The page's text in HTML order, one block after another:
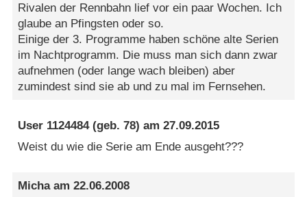
Rivalen der Rennbahn lief vor ein paar Wochen. Ich
glaube an Pfingsten oder so.
Einige der 3. Programme haben schöne alte Serien
im Nachtprogramm. Die muss man sich dann zwar
aufnehmen (oder lange wach bleiben) aber
zumindest sind sie ab und zu mal im Fernsehen.
User 1124484(geb. 78) am27.09.2015
Weist du wie die Serie am Ende ausgeht???
Michaam22.06.2008